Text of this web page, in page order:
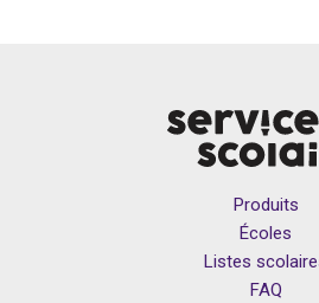
Produits
Écoles
Listes
FAQ